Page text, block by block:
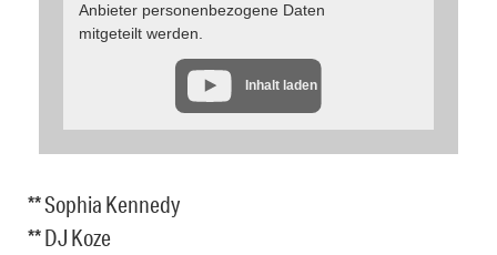
Anbieter personenbezogene Daten
mitgeteilt werden.
Inhalt laden
** Sophia Kennedy
** DJ Koze